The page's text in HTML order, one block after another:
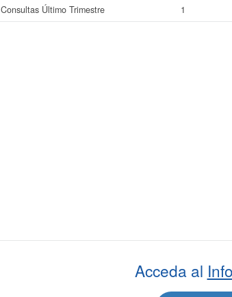
Consultas Último Trimestre
1
Acceda al